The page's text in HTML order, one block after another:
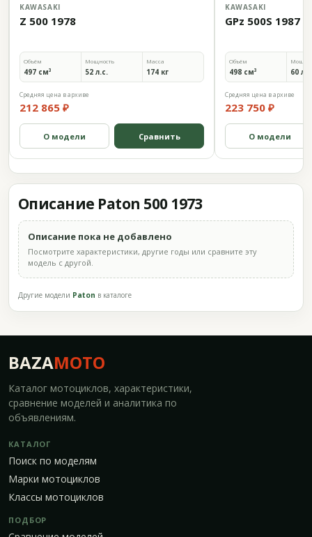
KAWASAKI
Z 500 1978
Объём
497 см³
Мощность
52 л.с.
Масса
174 кг
Средняя цена в архиве
212 865 ₽
О модели Сравнить
KAWASAKI
GPz 500S 1987
Объём
498 см³ 60
Средняя цена в архиве
223 750 ₽
О модели
Описание Paton 500 1973
Описание пока не добавлено
Посмотрите характеристики, другие годы или сравните эту
модель с другой.
Другие модели Paton в каталоге
BAZAMOTO
Каталог мотоциклов, характеристики,
сравнение моделей и аналитика по
объявлениям.
КАТАЛОГ
Поиск по моделям
Марки мотоциклов
Классы мотоциклов
ПОДБОР